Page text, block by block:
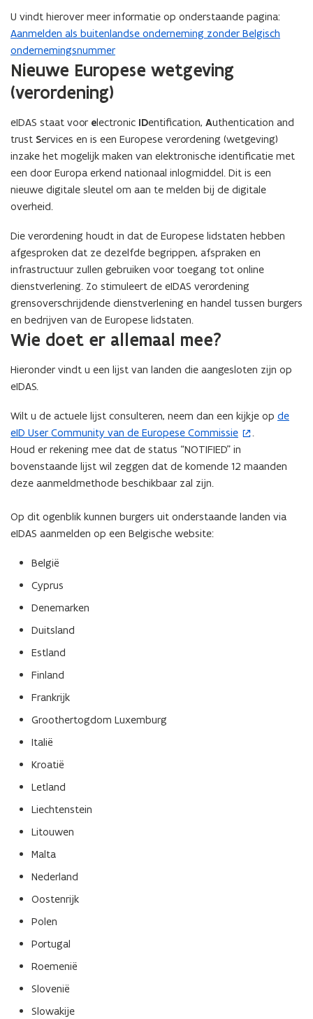
U vindt hierover meer informatie op onderstaande pagina:
Aanmelden als buitenlandse onderneming zonder Belgisch
ondernemingsnummer
Nieuwe Europese wetgeving
(verordening)
eIDAS staat voor electronic IDentification, Authentication and
trust Services en is een Europese verordening (wetgeving)
inzake het mogelijk maken van elektronische identificatie met
een door Europa erkend nationaal inlogmiddel. Dit is een
nieuwe digitale sleutel om aan te melden bij de digitale
overheid.
Die verordening houdt in dat de Europese lidstaten hebben
afgesproken dat ze dezelfde begrippen, afspraken en
infrastructuur zullen gebruiken voor toegang tot online
dienstverlening. Zo stimuleert de eIDAS verordening
grensoverschrijdende dienstverlening en handel tussen burgers
en bedrijven van de Europese lidstaten.
Wie doet er allemaal mee?
Hieronder vindt u een lijst van landen die aangesloten zijn op
eIDAS.
Wilt u de actuele lijst consulteren, neem dan een kijkje op de
eID User Community van de Europese Commissie
(
e
i
.
Houd er rekening mee dat de status “NOTIFIED” in
bovenstaande lijst wil zeggen dat de komende 12 maanden
deze aanmeldmethode beschikbaar zal zijn.
Op dit ogenblik kunnen burgers uit onderstaande landen via
eIDAS aanmelden op een Belgische website:
België
Cyprus
Denemarken
Duitsland
Estland
Finland
Frankrijk
Groothertogdom Luxemburg
Italië
Kroatië
Letland
Liechtenstein
Litouwen
Malta
Nederland
Oostenrijk
Polen
Portugal
Roemenië
Slovenië
Slowakije